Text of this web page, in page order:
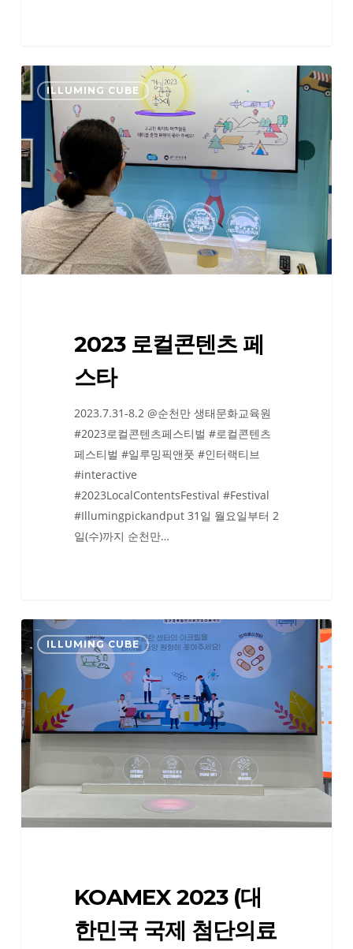
2023
로
콘
텐
스
타
ILLUMING CUBE
2023 로컬콘텐츠 페
스타
2023.7.31-8.2 @순천만 생태문화교육원
#2023로컬콘텐츠페스티벌 #로컬콘텐츠
페스티벌 #일루밍픽앤풋 #인터랙티브
#interactive
#2023LocalContentsFestival #Festival
#Illumingpickandput 31일 월요일부터 2
일(수)까지 순천만…
KOAMEX
2023
(대
한
민
국
국
첨
ILLUMING CUBE
KOAMEX 2023 (대
한민국 국제 첨단의료